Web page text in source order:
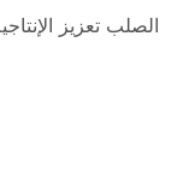
الصلب تعزيز